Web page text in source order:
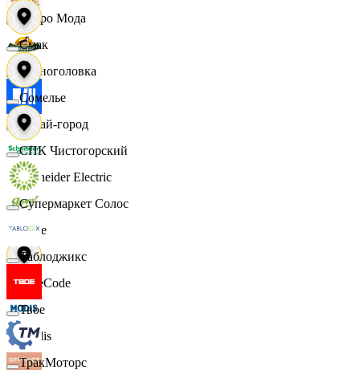
Цетро Мода
Черноголовка
Читай-город
Schneider Electric
Ярче
FaceCode
Modis
Смак
Сомелье
СПК Чистогорский
Супермаркет Солос
Таблоджикс
Твое
ТракМоторс